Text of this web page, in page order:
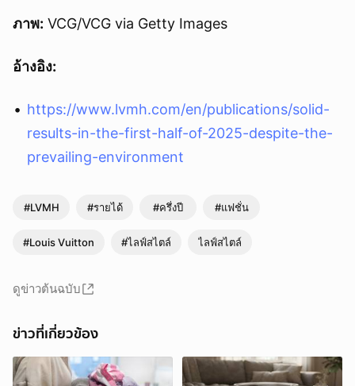
ภาพ: VCG/VCG via Getty Images
อ้างอิง:
https://www.lvmh.com/en/publications/solid-
results-in-the-first-half-of-2025-despite-the-
prevailing-environment
#LVMH #รายได้ #ครึ่งปี #แฟชั่น
#Louis Vuitton #ไลฟ์สไตล์ ไลฟ์สไตล์
ดูข่าวต้นฉบับ
ข่าวที่เกี่ยวข้อง